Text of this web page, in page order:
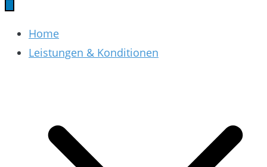
Home
Leistungen & Konditionen